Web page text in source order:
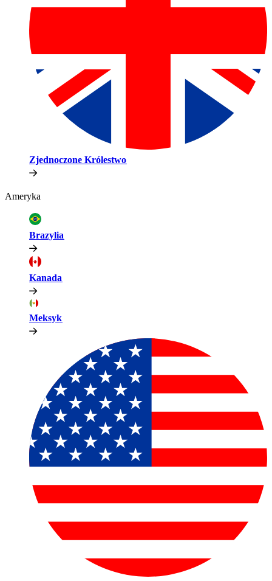
Zjednoczone Królestwo​​
Ameryka​​
Brazylia​​
Kanada​​
Meksyk​​